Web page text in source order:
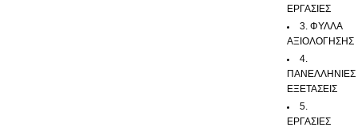
ΕΡΓΑΣΙΕΣ
3. ΦΥΛΛΑ
ΑΞΙΟΛΟΓΗΣΗΣ
4.
ΠΑΝΕΛΛΗΝΙΕΣ
ΕΞΕΤΑΣΕΙΣ
5.
ΕΡΓΑΣΙΕΣ